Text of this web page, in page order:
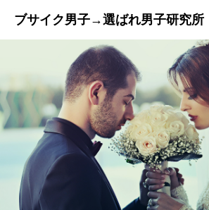
トップページ
『ブサ選研』とは？
ご成婚までの流れ
カウンセラー紹介